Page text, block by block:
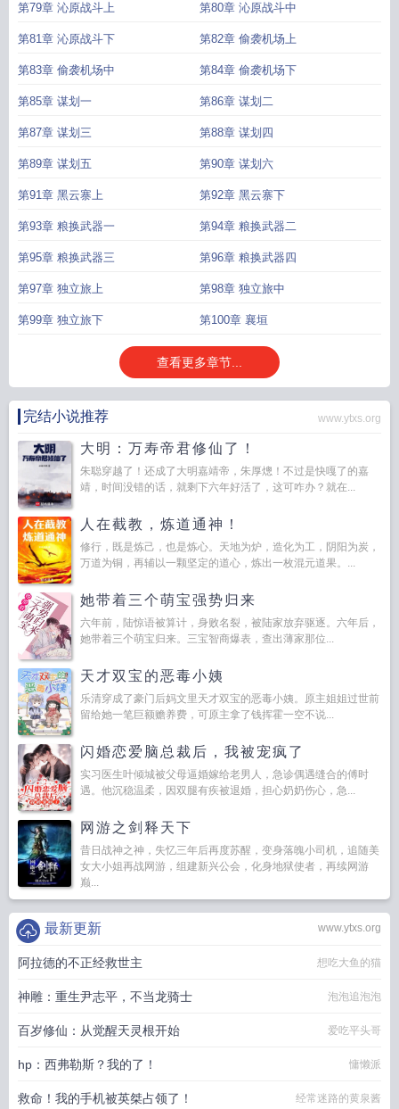
第79章 沁原战斗上 第80章 沁原战斗中
第81章 沁原战斗下 第82章 偷袭机场上
第83章 偷袭机场中 第84章 偷袭机场下
第85章 谋划一 第86章 谋划二
第87章 谋划三 第88章 谋划四
第89章 谋划五 第90章 谋划六
第91章 黑云寨上 第92章 黑云寨下
第93章 粮换武器一 第94章 粮换武器二
第95章 粮换武器三 第96章 粮换武器四
第97章 独立旅上 第98章 独立旅中
第99章 独立旅下 第100章 襄垣
查看更多章节...
完结小说推荐 www.ytxs.org
大明：万寿帝君修仙了！
朱聪穿越了！还成了大明嘉靖帝，朱厚熜！不过是快嘎了的嘉
靖，时间没错的话，就剩下六年好活了，这可咋办？就在...
人在截教，炼道通神！
修行，既是炼己，也是炼心。天地为炉，造化为工，阴阳为炭，
万道为铜，再辅以一颗坚定的道心，炼出一枚混元道果。...
她带着三个萌宝强势归来
六年前，陆惊语被算计，身败名裂，被陆家放弃驱逐。六年后，
她带着三个萌宝归来。三宝智商爆表，查出薄家那位...
天才双宝的恶毒小姨
乐清穿成了豪门后妈文里天才双宝的恶毒小姨。原主姐姐过世前
留给她一笔巨额赡养费，可原主拿了钱挥霍一空不说...
闪婚恋爱脑总裁后，我被宠疯了
实习医生叶倾城被父母逼婚嫁给老男人，急诊偶遇缝合的傅时
遇。他沉稳温柔，因双腿有疾被退婚，担心奶奶伤心，急...
网游之剑释天下
昔日战神之神，失忆三年后再度苏醒，变身落魄小司机，追随美
女大小姐再战网游，组建新兴公会，化身地狱使者，再续网游
巅...
www.ytxs.org
最新更新
阿拉德的不正经救世主 想吃大鱼的猫
神雕：重生尹志平，不当龙骑士 泡泡追泡泡
百岁修仙：从觉醒天灵根开始 爱吃平头哥
hp：西弗勒斯？我的了！ 慵懒派
救命！我的手机被英桀占领了！ 经常迷路的黄泉酱